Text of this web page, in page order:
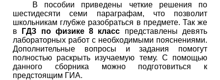
В пособии приведены четкие решения по
шестидесяти семи параграфам, что позволит
школьникам глубже разобраться в предмете. Так же
в
ГДЗ по физике 8 класс представлены девять
лабораторных работ с необходимыми пояснениями.
Дополнительные вопросы и задания помогут
полностью раскрыть изучаемую тему. С помощью
данного сборника можно подготовиться к
предстоящим ГИА.